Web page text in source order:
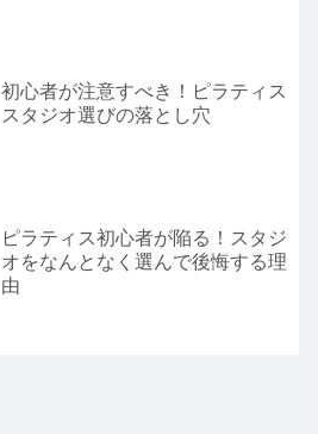
初心者が注意すべき！ピラティス
スタジオ選びの落とし穴
ピラティス初心者が陥る！スタジ
オをなんとなく選んで後悔する理
由